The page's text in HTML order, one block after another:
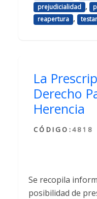
prejudicialidad ,
reapertura ,
La
Derecho
Herencia
CÓDIGO:4818
Se recopila
posibilidad de